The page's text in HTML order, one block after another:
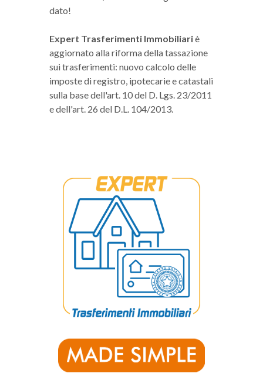
dato!
Expert Trasferimenti Immobiliariè
aggiornato alla riforma della tassazione
sui trasferimenti: nuovo calcolo delle
imposte di registro, ipotecarie e catastali
sulla base dell'art. 10 del D. Lgs. 23/2011
e dell'art. 26 del D.L. 104/2013.